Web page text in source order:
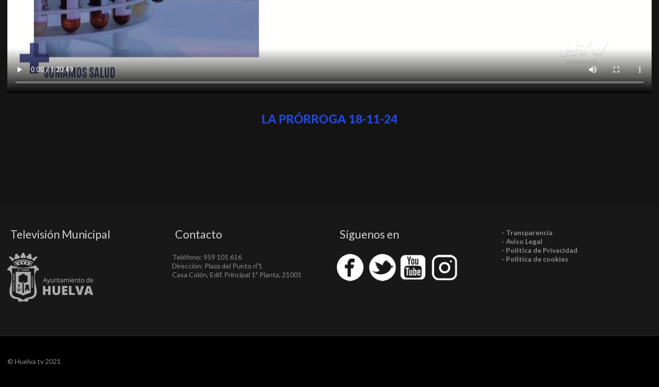
LA PRÓRROGA 18-11-24
Televisión Municipal Contacto
Teléfono: 959 101 616
Dirección: Plaza del Punto nº1
Casa Colón, Edif. Principal 1ª Planta, 21001
Síguenos en
- Transparencia
- Aviso Legal
- Política de Privacidad
- Política de cookies
© Huelva tv 2021